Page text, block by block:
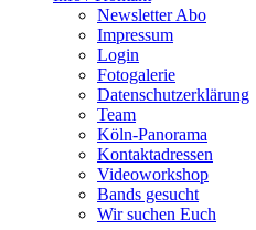
Newsletter Abo
Impressum
Login
Fotogalerie
Datenschutzerklärung
Team
Köln-Panorama
Kontaktadressen
Videoworkshop
Bands gesucht
Wir suchen Euch